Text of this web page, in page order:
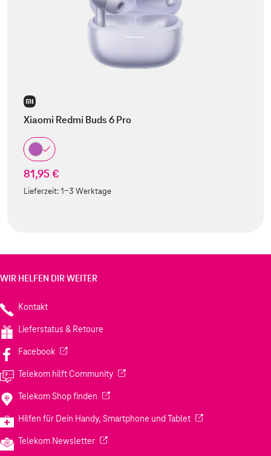
Xiaomi Redmi Buds 6 Pro
81,95 €
Lieferzeit:1-3 Werktage
WIR HELFEN DIR WEITER
Kontakt
Lieferstatus & Retoure
Facebook(Wird in einem neuen Tab geöffnet)
Telekom hilft Community(Wird in einem neuen Tab geöffnet)
Telekom Shop finden (Wird in einem neuen Tab geöffnet)
Hilfen für Dein Handy, Smartphone und Tablet(Wird in einem
Telekom Newsletter(Wird in einem neuen Tab geöffnet)